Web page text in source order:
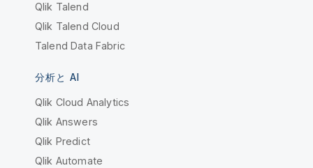
Qlik Talend
Qlik Talend Cloud
Talend Data Fabric
分析と AI
Qlik Cloud Analytics
Qlik Answers
Qlik Predict
Qlik Automate